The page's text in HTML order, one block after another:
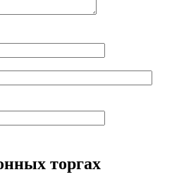
торгах